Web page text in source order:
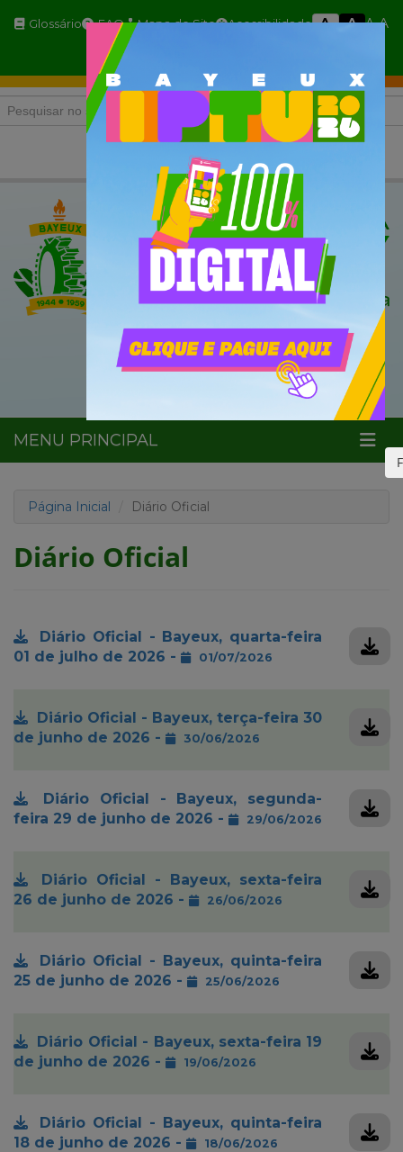
Glossário FAQ Mapa do Site Acessibilidade A A A-A
MENU PRINCIPAL
Página Inicial Diário Oficial
Diário Oficial
Diário Oficial - Bayeux, quarta-feira
01 de julho de 2026 -
01/07/2026
Diário Oficial - Bayeux, terça-feira 30
de junho de 2026 -
30/06/2026
Diário Oficial - Bayeux, segunda-
feira 29 de junho de 2026 -
29/06/2026
Diário Oficial - Bayeux, sexta-feira
26 de junho de 2026 -
26/06/2026
Diário Oficial - Bayeux, quinta-feira
25 de junho de 2026 -
25/06/2026
Diário Oficial - Bayeux, sexta-feira 19
de junho de 2026 -
19/06/2026
Diário Oficial - Bayeux, quinta-feira
18 de junho de 2026 -
18/06/2026